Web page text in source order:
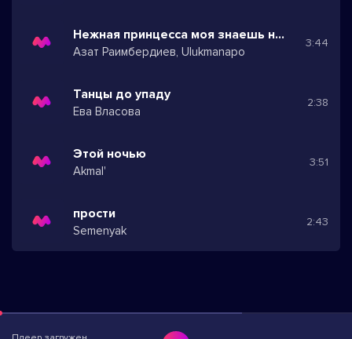
Нежная принцесса моя знаешь нет мне жизни без тебя
Азат Раимбердиев, Ulukmanapo
3:44
Танцы до упаду
Ева Власова
2:38
Этой ночью
Akmal'
3:51
прости
Semenyak
2:43